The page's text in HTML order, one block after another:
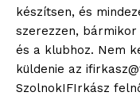
készítsen, és
szerezzen,
és a klubhoz. Nem
küldenie az
SzolnokIFIrkász